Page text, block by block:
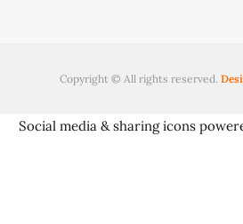
Copyright © All rights reserved.
Social media & sharing icons